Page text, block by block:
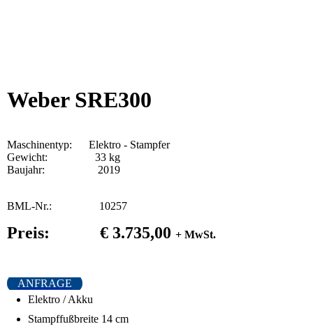
Weber SRE300
Maschinentyp: Elektro - Stampfer
Gewicht: 33 kg
Baujahr: 2019
BML-Nr.: 10257
Preis: € 3.735,00 + MwSt.
ANFRAGE
Elektro / Akku
Stampffußbreite 14 cm